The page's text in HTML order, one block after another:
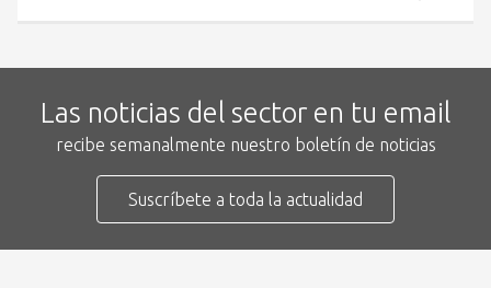
Las noticias del sector en tu email
recibe semanalmente nuestro boletín de noticias
Suscríbete a toda la actualidad